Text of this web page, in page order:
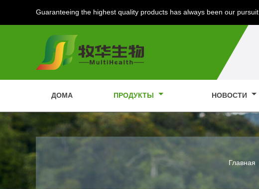
Guaranteeing the highest quality products has always been our pursuit
ДОМА ПРОДУКТЫ НОВОСТИ
Главная